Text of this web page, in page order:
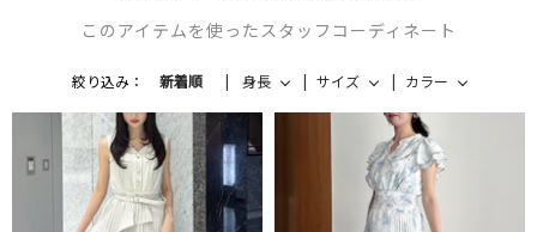
このアイテムを使ったスタッフコーディネート
絞り込み： 新着順 身長 サイズ カラー